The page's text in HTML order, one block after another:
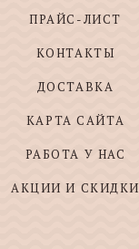
ПРАЙС-ЛИСТ
КОНТАКТЫ
ДОСТАВКА
КАРТА САЙТА
РАБОТА У НАС
АКЦИИ И СКИДКИ